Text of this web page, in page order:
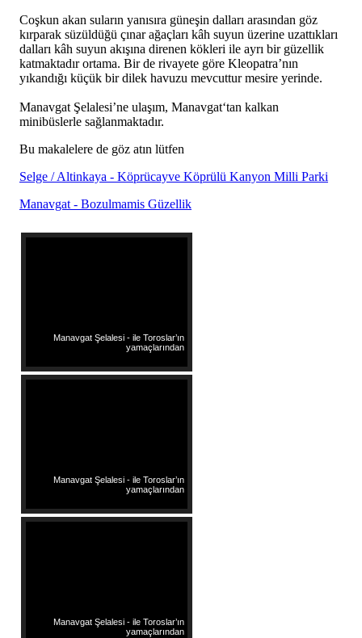
Coşkun akan suların yanısıra güneşin dalları arasından göz
kırparak süzüldüğü çınar ağaçları kâh suyun üzerine uzattıkları
dalları kâh suyun akışına direnen kökleri ile ayrı bir güzellik
katmaktadır ortama. Bir de rivayete göre Kleopatra’nın
yıkandığı küçük bir dilek havuzu mevcuttur mesire yerinde.
Manavgat Şelalesi’ne ulaşım, Manavgat‘tan kalkan
minibüslerle sağlanmaktadır.
Bu makalelere de göz atın lütfen
Selge / Altinkaya - Köprücayve Köprülü Kanyon Milli Parki
Manavgat - Bozulmamis Güzellik
Manavgat Şelalesi - ile Toroslar’ın
yamaçlarından
Manavgat Şelalesi - ile Toroslar’ın
yamaçlarından
Manavgat Şelalesi - ile Toroslar’ın
yamaçlarından